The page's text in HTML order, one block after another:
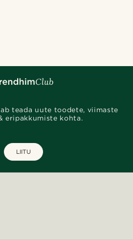
teada uute toodete, viimaste
eripakkumiste kohta.
LIITU